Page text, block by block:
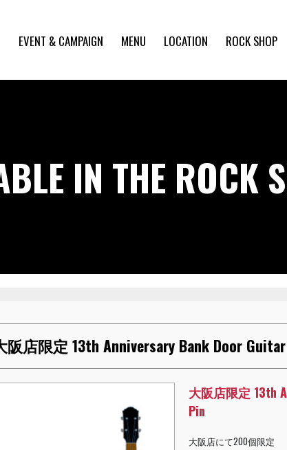
EVENT & CAMPAIGN MENU LOCATION ROCK SHOP
IN THE ROCK
阪店限定 13th Anniversary Bank Door
大阪店限定 13th
Pin
大阪店にて200個限定